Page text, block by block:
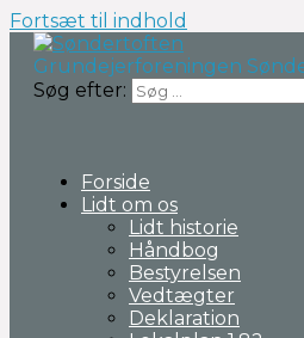
Fortsæt til indhold
Grundejerforeningen
Søg efter:
Forside
Lidt om os
Lidt historie
Håndbog
Bestyrelsen
Vedtægter
Deklaration